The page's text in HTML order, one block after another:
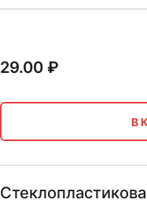
29.00₽
В